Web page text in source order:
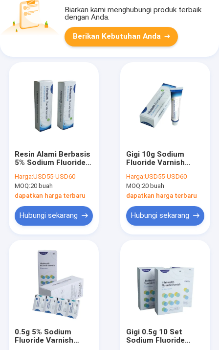
Biarkan kami menghubungi produk terbaik
dengan Anda.
Berikan Kebutuhan Anda
Resin Alami Berbasis
5% Sodium Fluoride
Harga:USD55-USD60
MOQ:20 buah
dapatkan harga terbaru
Hubungi sekarang
Gigi 10g Sodium
Fluoride Varnish
Karies Gigi
Pencegahan CE
Harga:USD55-USD60
MOQ:20 buah
dapatkan harga terbaru
Hubungi sekarang
0.5g 5% Sodium
Fluoride Varnish
Gigi 0.5g 10 Set
Sodium Fluoride